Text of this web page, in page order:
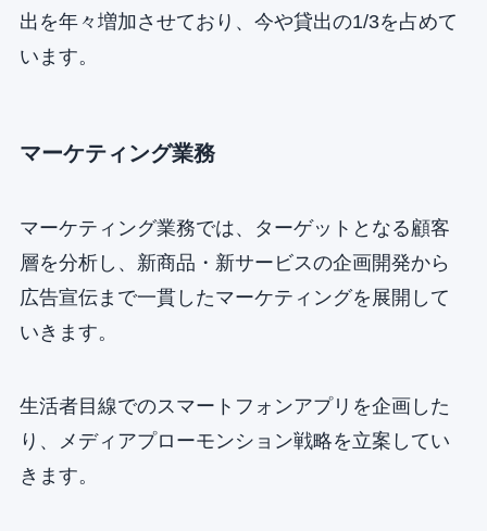
出を年々増加させており、今や貸出の1/3を占めて
います。
マーケティング業務
マーケティング業務では、ターゲットとなる顧客
層を分析し、新商品・新サービスの企画開発から
広告宣伝まで一貫したマーケティングを展開して
いきます。
生活者目線でのスマートフォンアプリを企画した
り、メディアプローモンション戦略を立案してい
きます。